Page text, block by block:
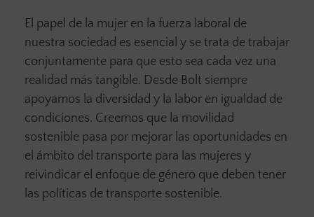
El papel de la mujer en la fuerza laboral de
nuestra sociedad es esencial y se trata de trabajar
conjuntamente para que esto sea cada vez una
realidad más tangible. Desde Bolt siempre
apoyamos la diversidad y la labor en igualdad de
condiciones. Creemos que la movilidad
sostenible pasa por mejorar las oportunidades en
el ámbito del transporte para las mujeres y
reivindicar el enfoque de género que deben tener
las políticas de transporte sostenible.